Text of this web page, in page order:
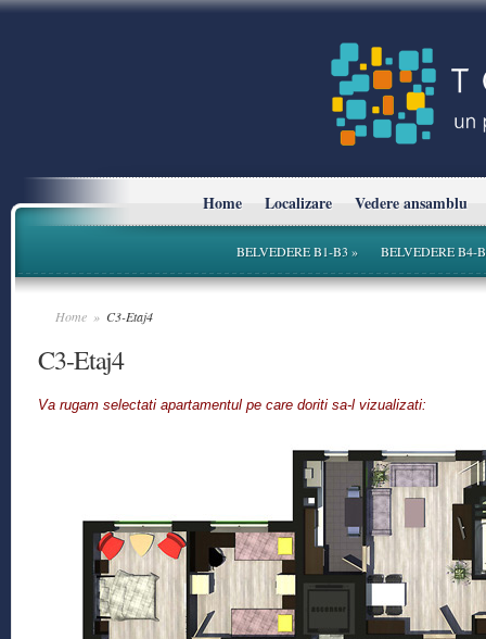
Home Localizare Vedere ansamblu
BELVEDERE B1-B3» BELVEDERE B4-
Home » C3-Etaj4
C3-Etaj4
Va rugam selectati apartamentul pe care doriti sa-l vizualizati: